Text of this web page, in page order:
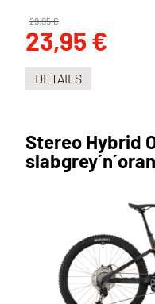
23,95 €
29,95 €
DETAILS
Stereo Hybrid